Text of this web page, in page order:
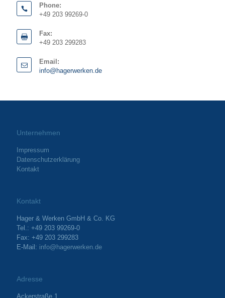
Phone:
+49 203 99269-0
Fax:
+49 203 299283
Email:
info@hagerwerken.de
Unternehmen
Impressum
Datenschutzerklärung
Kontakt
Kontakt
Hager & Werken GmbH & Co. KG
Tel.: +49 203 99269-0
Fax: +49 203 299283
E-Mail: info@hagerwerken.de
Adresse
Ackerstraße 1